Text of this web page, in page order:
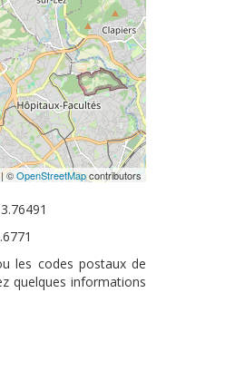
©OpenStreetMapcontributors
les codes postaux de
quelques informations